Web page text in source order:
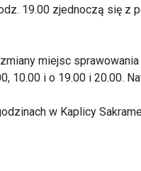
19.00 zjednoczą się z
miejsc
10.00 i o 19.00 i 20.00.
w Kaplicy